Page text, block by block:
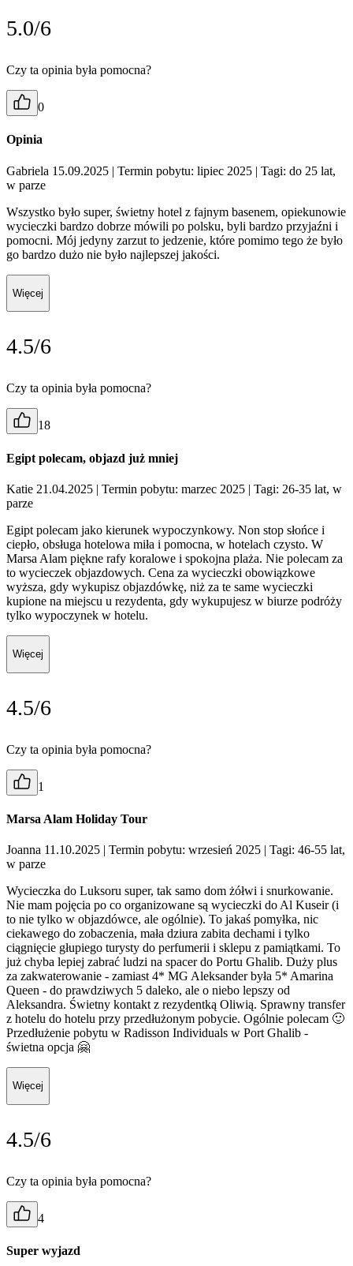
5.0/6
Czy ta opinia była pomocna?
0
Opinia
Gabriela 15.09.2025 | Termin pobytu: lipiec 2025 | Tagi: do 25 lat,
w parze
Wszystko było super, świetny hotel z fajnym basenem, opiekunowie
wycieczki bardzo dobrze mówili po polsku, byli bardzo przyjaźni i
pomocni. Mój jedyny zarzut to jedzenie, które pomimo tego że było
go bardzo dużo nie było najlepszej jakości.
Więcej
4.5/6
Czy ta opinia była pomocna?
18
Egipt polecam, objazd już mniej
Katie 21.04.2025 | Termin pobytu: marzec 2025 | Tagi: 26-35 lat, w
parze
Egipt polecam jako kierunek wypoczynkowy. Non stop słońce i
ciepło, obsługa hotelowa miła i pomocna, w hotelach czysto. W
Marsa Alam piękne rafy koralowe i spokojna plaża. Nie polecam za
to wycieczek objazdowych. Cena za wycieczki obowiązkowe
wyższa, gdy wykupisz objazdówkę, niż za te same wycieczki
kupione na miejscu u rezydenta, gdy wykupujesz w biurze podróży
tylko wypoczynek w hotelu.
Więcej
4.5/6
Czy ta opinia była pomocna?
1
Marsa Alam Holiday Tour
Joanna 11.10.2025 | Termin pobytu: wrzesień 2025 | Tagi: 46-55 lat,
w parze
Wycieczka do Luksoru super, tak samo dom żółwi i snurkowanie.
Nie mam pojęcia po co organizowane są wycieczki do Al Kuseir (i
to nie tylko w objazdówce, ale ogólnie). To jakaś pomyłka, nic
ciekawego do zobaczenia, mała dziura zabita dechami i tylko
ciągnięcie głupiego turysty do perfumerii i sklepu z pamiątkami. To
już chyba lepiej zabrać ludzi na spacer do Portu Ghalib. Duży plus
za zakwaterowanie - zamiast 4* MG Aleksander była 5* Amarina
Queen - do prawdziwych 5 daleko, ale o niebo lepszy od
Aleksandra. Świetny kontakt z rezydentką Oliwią. Sprawny transfer
z hotelu do hotelu przy przedłużonym pobycie. Ogólnie polecam 🙂
Przedłużenie pobytu w Radisson Individuals w Port Ghalib -
świetna opcja 🤗
Więcej
4.5/6
Czy ta opinia była pomocna?
4
Super wyjazd